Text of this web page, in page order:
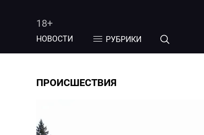
18+
НОВОСТИ РУБРИКИ
ПРОИСШЕСТВИЯ